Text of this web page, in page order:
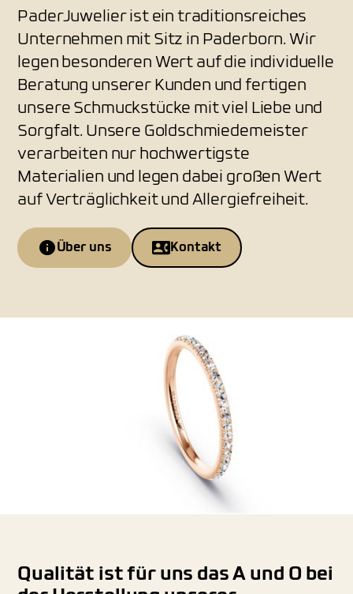
PaderJuwelier ist ein traditionsreiches
Unternehmen mit Sitz in Paderborn. Wir
legen besonderen Wert auf die individuelle
Beratung unserer Kunden und fertigen
unsere Schmuckstücke mit viel Liebe und
Sorgfalt. Unsere Goldschmiedemeister
verarbeiten nur hochwertigste
Materialien und legen dabei großen Wert
auf Verträglichkeit und Allergiefreiheit.
Über uns Kontakt
Qualität ist für uns das A und O bei